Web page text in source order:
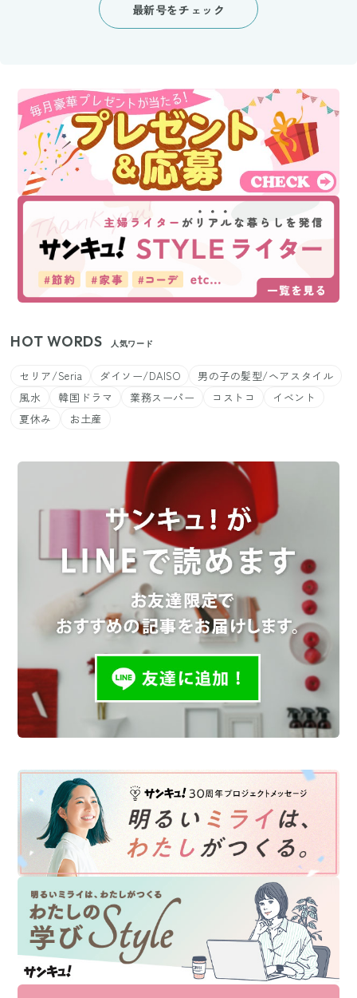
最新号をチェック
HOT WORDS 人気ワード
セリア/Seria ダイソー/DAISO
男の子の髪型/ヘアスタイル
風水
韓国ドラマ 業務スーパー コストコ
イベント
夏休み
お土産